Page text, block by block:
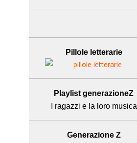
Pillole letterarie
Playlist generazioneZ
I ragazzi e la loro musica
Generazione Z